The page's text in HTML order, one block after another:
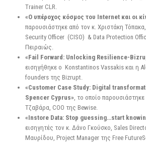
Trainer CLR.
«Ο υπέροχος κόσμος του Internet και οι
παρουσιάστηκε από τον κ. Χριστάκη
Security Officer (CISO) & Data Protection
Πειραιώς.
«Fail Forward: Unlocking Resilience-
εισηγήθηκε ο Konstantinos Vassakis και η
founders της Bizrupt.
«Customer Case Study: Digital
Spencer Cyprus», το οποίο
Τζαβάρα, COO της Bewise.
«Instore Data: Stop guessing…start
εισηγητές τον κ. Δάνο Γκούσκο, Sales
Μαυρίδου, Project Manager της Free